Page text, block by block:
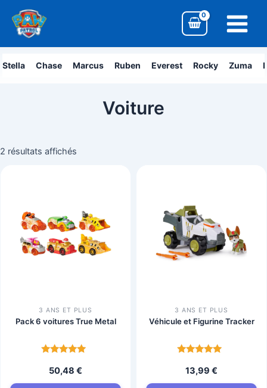
contenu
Menu
Stella Chase Marcus Ruben Everest Rocky Zuma
Voiture
2 résultats affichés
3 ANS ET PLUS
Pack 6 voitures True Metal
4.7
sur 5
50,48 €
3 ANS ET PLUS
Véhicule et Figurine Tracker
4.8
sur 5
13,99 €